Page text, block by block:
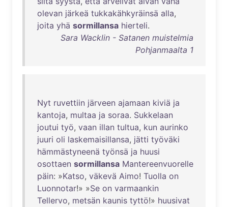
olevan järkeä tukkakähkyräinsä alla,
joita yhä sormillansa hierteli.
Sara Wacklin - Satanen muistelmia
Pohjanmaalta 1
Nyt ruvettiin järveen ajamaan kiviä ja
kantoja, multaa ja soraa. Sukkelaan
joutui työ, vaan illan tultua, kun aurinko
juuri oli laskemaisillansa, jätti työväki
hämmästyneenä työnsä ja huusi
osottaen sormillansa Mantereenvuorelle
päin: »Katso, väkevä Aimo! Tuolla on
Luonnotar!» »Se on varmaankin
Tellervo, metsän kaunis tyttö!» huusivat